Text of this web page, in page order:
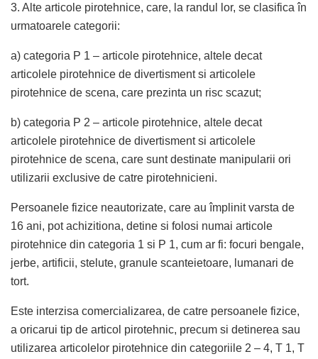
3. Alte articole pirotehnice, care, la randul lor, se clasifica în
urmatoarele categorii:
a) categoria P 1 – articole pirotehnice, altele decat
articolele pirotehnice de divertisment si articolele
pirotehnice de scena, care prezinta un risc scazut;
b) categoria P 2 – articole pirotehnice, altele decat
articolele pirotehnice de divertisment si articolele
pirotehnice de scena, care sunt destinate manipularii ori
utilizarii exclusive de catre pirotehnicieni.
Persoanele fizice neautorizate, care au împlinit varsta de
16 ani, pot achizitiona, detine si folosi numai articole
pirotehnice din categoria 1 si P 1, cum ar fi: focuri bengale,
jerbe, artificii, stelute, granule scanteietoare, lumanari de
tort.
Este interzisa comercializarea, de catre persoanele fizice,
a oricarui tip de articol pirotehnic, precum si detinerea sau
utilizarea articolelor pirotehnice din categoriile 2 – 4, T 1, T